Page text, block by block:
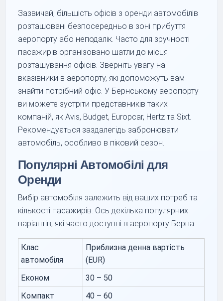
Зазвичай, більшість офісів з оренди автомобілів
розташовані безпосередньо в зоні прибуття
аеропорту або неподалік. Часто для зручності
пасажирів організовано шатли до місця
розташування офісів. Зверніть увагу на
вказівники в аеропорту, які допоможуть вам
знайти потрібний офіс. У Бернському аеропорту
ви можете зустріти представників таких
компаній, як Avis, Budget, Europcar, Hertz та Sixt.
Рекомендується заздалегідь забронювати
автомобіль, особливо в піковий сезон.
Популярні Автомобілі для
Оренди
Вибір автомобіля залежить від ваших потреб та
кількості пасажирів. Ось декілька популярних
варіантів, які часто доступні в аеропорту Берна:
Клас
автомобіля
Приблизна денна вартість
(EUR)
Економ
30 – 50
Компакт
40 – 60